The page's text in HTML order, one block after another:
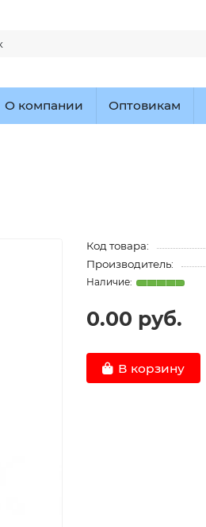
О компании Оптовикам
Код товара:
Производитель:
0.00 руб.
В корзину